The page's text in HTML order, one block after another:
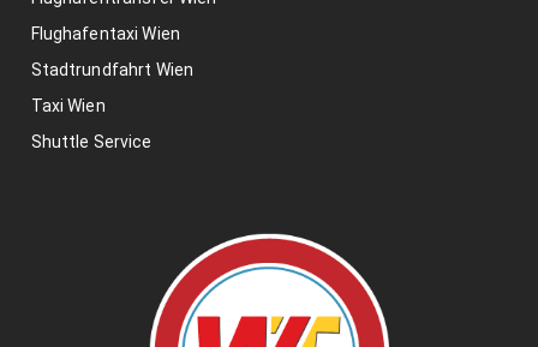
Flughafentaxi Wien
Stadtrundfahrt Wien
Taxi Wien
Shuttle Service